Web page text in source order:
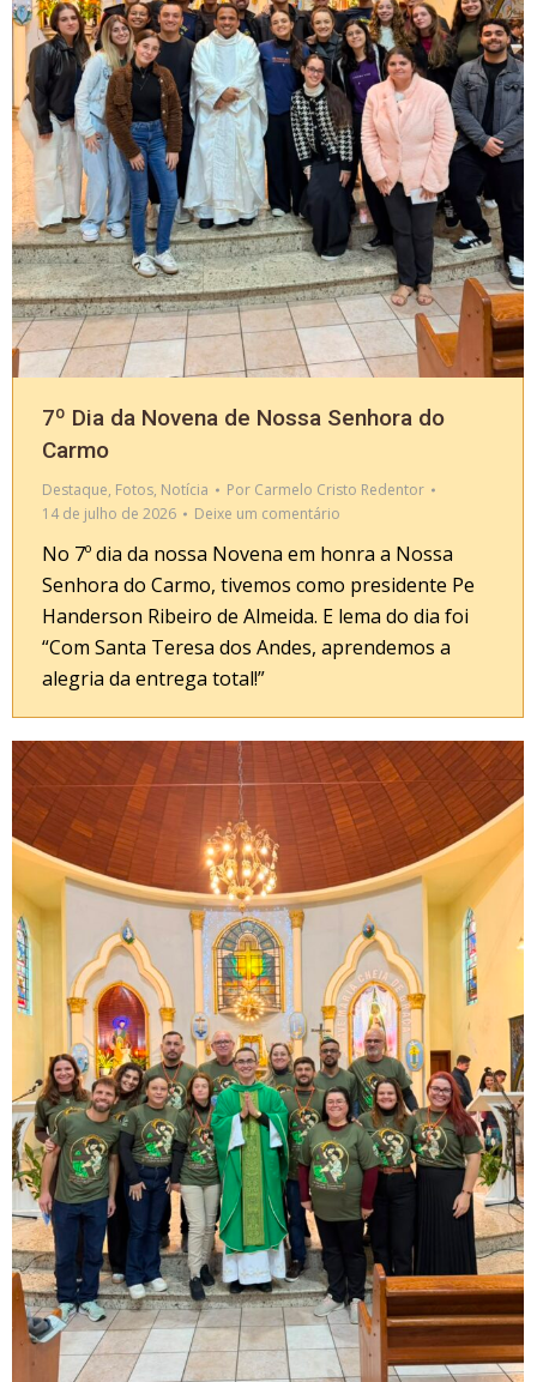
7º Dia da Novena de Nossa Senhora do
Carmo
Destaque, Fotos, Notícia Por Carmelo Cristo Redentor
14 de julho de 2026
Deixe um comentário
No 7º dia da nossa Novena em honra a Nossa
Senhora do Carmo, tivemos como presidente Pe
Handerson Ribeiro de Almeida. E lema do dia foi
“Com Santa Teresa dos Andes, aprendemos a
alegria da entrega total!”